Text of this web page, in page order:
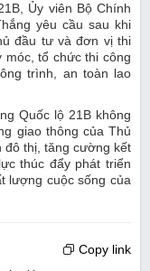
Ủy viên Bộ Chính
yêu cầu sau khi
đầu tư và đơn vị thi
móc, tổ chức thi công
trình, an toàn lao
Quốc lộ 21B không
giao thông của Thủ
đô thị, tăng cường kết
thúc đẩy phát triển
lượng cuộc sống của
Copy link